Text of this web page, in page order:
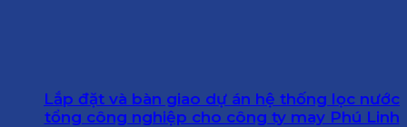
Lắp đặt và bàn giao dự án hệ thống lọc nước
tổng công nghiệp cho công ty may Phú Linh